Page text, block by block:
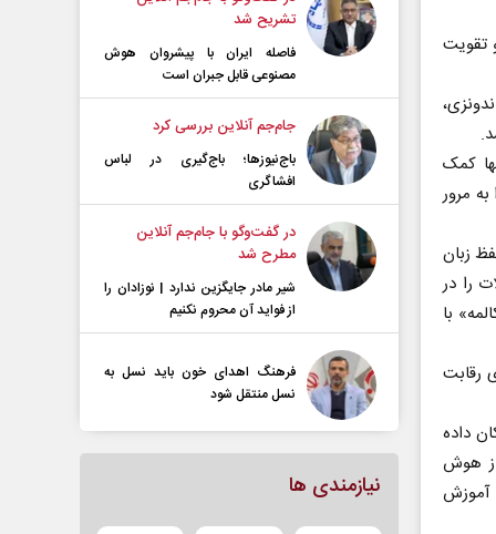
تقویت
کمک
مرور
زبان
را در
با
رقابت
داده
هوش
آموزش
تشریح شد
فاصله ایران با پیشرو‌ان هوش
مصنوعی قابل جبران است
جام‌جم آنلاین بررسی کرد
باج‌نیوزها؛ باج‌گیری در لباس
افشاگری
در گفت‌و‌گو با جام‌جم آنلاین
مطرح شد
شیر مادر جایگزین ندارد | نوزادان را
از فواید آن محروم نکنیم
فرهنگ اهدای خون باید نسل به
نسل منتقل شود
نیازمندی ها